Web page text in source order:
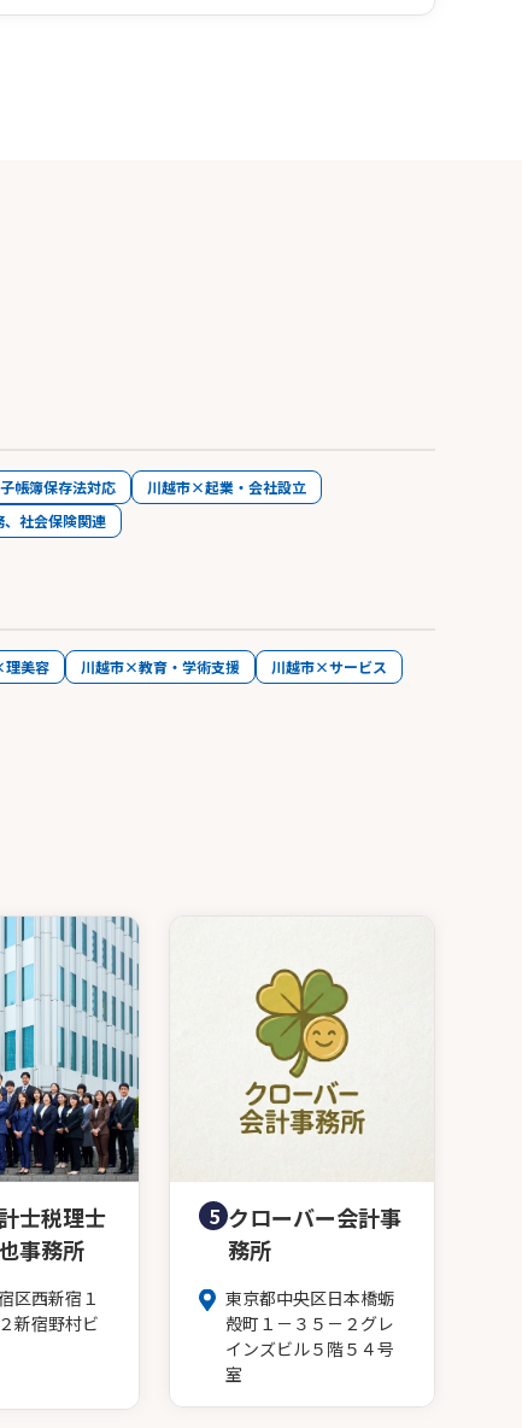
帳簿保存法対応
川越市×起業・会社設立
社会保険関連
美容 川越市×教育・学術支援
川越市×サービス
士税理士
事務所
区西新宿１
新宿野村ビ
5 クローバー会計事
務所
東京都中央区日本橋蛎
殻町１－３５－２グレ
インズビル５階５４号
室